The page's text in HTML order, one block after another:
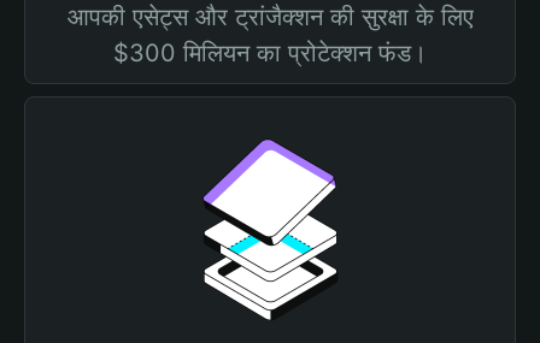
आपकी एसेट्स और ट्रांजैक्शन की सुरक्षा के लिए
$300 मिलियन का प्रोटेक्शन फंड।